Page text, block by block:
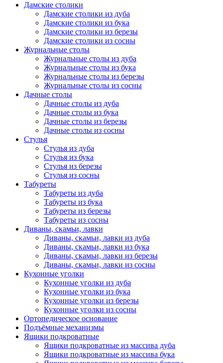
Дамские столики
Дамские столики из дуба
Дамские столики из бука
Дамские столики из березы
Дамские столики из сосны
Журнальные столы
Журнальные столы из дуба
Журнальные столы из бука
Журнальные столы из березы
Журнальные столы из сосны
Дачные столы
Дачные столы из дуба
Дачные столы из бука
Дачные столы из березы
Дачные столы из сосны
Стулья
Стулья из дуба
Стулья из бука
Стулья из березы
Стулья из сосны
Табуреты
Табуреты из дуба
Табуреты из бука
Табуреты из березы
Табуреты из сосны
Диваны, скамьи, лавки
Диваны, скамьи, лавки из дуба
Диваны, скамьи, лавки из бука
Диваны, скамьи, лавки из березы
Диваны, скамьи, лавки из сосны
Кухонные уголки
Кухонные уголки из дуба
Кухонные уголки из бука
Кухонные уголки из березы
Кухонные уголки из сосны
Ортопедическое основание
Подъёмные механизмы
Ящики подкроватные
Ящики подкроватные из массива дуба
Ящики подкроватные из массива бука